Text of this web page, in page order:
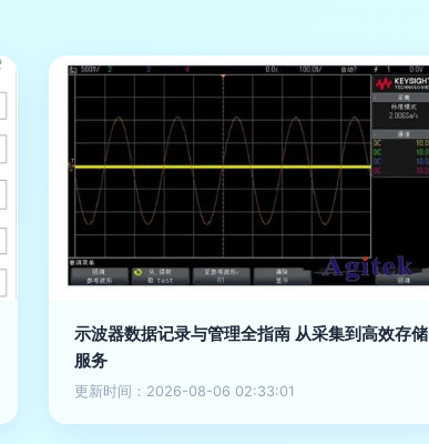
示波器数据记录与管理全指南 从采集到高效存储
服务
更新时间：2026-08-06 02:33:01